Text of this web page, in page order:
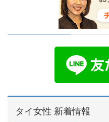
タイ女性 新着情報